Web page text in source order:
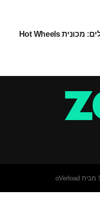
חלום של ילדים גדולים: מכונית Hot Wheels